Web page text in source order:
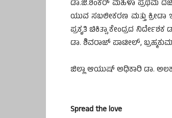
ಡಾ.ಜಿ.ಶಂಕರ್ ಮಹಿಳಾ ಪ್ರಥಮ ದರ್ಜೆ
ಯುವ ಸಬಲೀಕರಣ ಮತ್ತು
ಪ್ರಕೃತಿ ಚಿಕಿತ್ಸಾ ಕೇಂದ್ರದ
ಡಾ. ಶಿವರಾಜ್ ಪಾಟೀಲ್,
ಜಿಲ್ಲಾ ಆಯುಷ್ ಅಧಿಕಾರಿ ಡಾ.
Spread the love